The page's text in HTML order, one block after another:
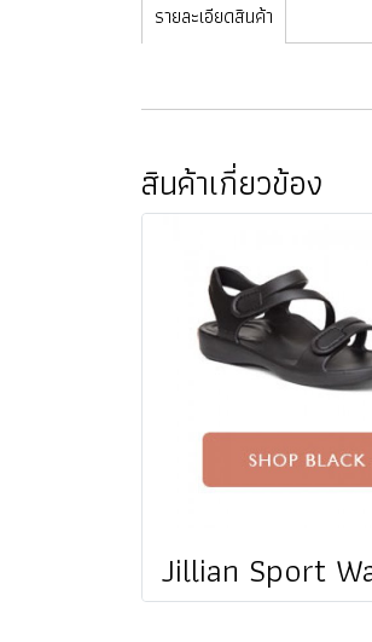
รายละเอียดสินค้า
สินค้าเกี่ยวข้อง